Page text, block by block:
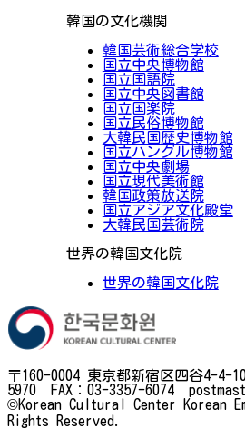
韓国の文化機関
韓国芸術総合学校
国立中央博物館
国立国語院
国立中央図書館
国立国楽院
国立民俗博物館
大韓民国歴史博物館
国立ハングル博物館
国立中央劇場
国立現代美術館
韓国政策放送院
国立アジア文化殿堂
大韓民国芸術院
世界の韓国文化院
世界の韓国文化院
〒160-0004 東京都新宿区四谷4-4-
5970 FAX：03-3357-6074
©Korean Cultural Center Korean
Rights Reserved.